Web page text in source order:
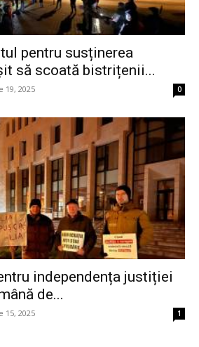
pentru susținerea
să scoată bistrițenii...
19, 2025 0
independența justiției
de...
15, 2025 1